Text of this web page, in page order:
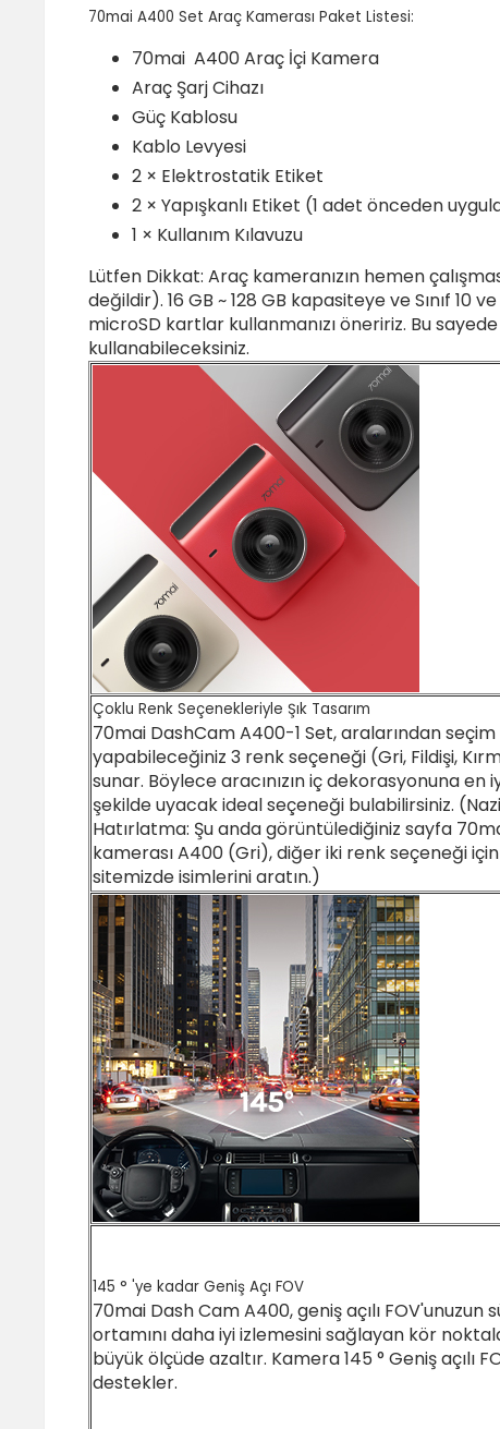
70mai A400 Set Araç Kamerası Paket Listesi:
70mai A400 Araç İçi Kamera
Araç Şarj Cihazı
Güç Kablosu
Kablo Levyesi
2 × Elektrostatik Etiket
2 × Yapışkanlı Etiket (1 adet önceden
1 × Kullanım Kılavuzu
Lütfen Dikkat: Araç kameranızın hemen
değildir). 16 GB ~ 128 GB kapasiteye ve Sınıf 10
microSD kartlar kullanmanızı öneririz. Bu
kullanabileceksiniz.
Çoklu Renk Seçenekleriyle Şık Tasarım
70mai DashCam A400-1 Set, aralarından seçim
yapabileceğiniz 3 renk seçeneği (Gri, Fildişi,
sunar. Böylece aracınızın iç dekorasyonuna en
şekilde uyacak ideal seçeneği bulabilirsiniz.
Hatırlatma: Şu anda görüntülediğiniz sayfa
kamerası A400 (Gri), diğer iki renk seçeneği
sitemizde isimlerini aratın.)
145 ° 'ye kadar Geniş Açı FOV
70mai Dash Cam A400, geniş açılı FOV'unuzun
ortamını daha iyi izlemesini sağlayan kör
büyük ölçüde azaltır. Kamera 145 ° Geniş açılı
destekler.